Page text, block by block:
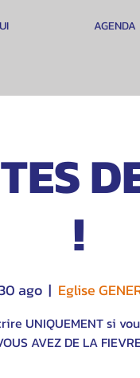
AGENDA
!
ago
  |
Eglise
UNIQUEMENT si
AVEZ DE LA